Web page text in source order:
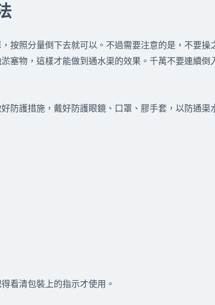
按照分量倒下去就可以。不過需要注意的是，不要
塞物，這樣才能做到通水渠的效果。千萬不要連續
防護措施，戴好防護眼鏡、口罩、膠手套，以防通
看清包裝上的指示才使用。